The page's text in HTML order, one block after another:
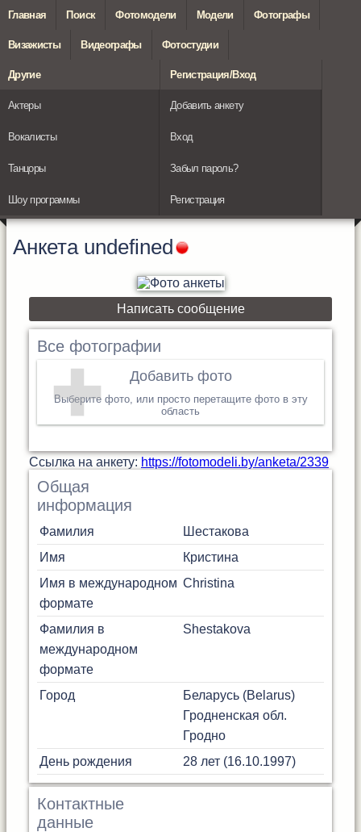
Главная Поиск Фотомодели Модели Фотографы
Визажисты Видеографы Фотостудии
Другие
Актеры
Вокалисты
Танцоры
Шоу программы
Регистрация/Вход
Добавить анкету
Вход
Забыл пароль?
Регистрация
Анкета undefined
Написать сообщение
Все фотографии
Добавить фото
Выберите фото, или просто перетащите фото в эту
область
Cсылка на анкету: https://fotomodeli.by/anketa/2339
Общая
информация
Фамилия
Шестакова
Имя
Кристина
Имя в международном
формате
Christina
Фамилия в
международном
формате
Shestakova
Город
Беларусь (Belarus)
Гродненская обл.
Гродно
День рождения
28 лет (16.10.1997)
Контактные
данные